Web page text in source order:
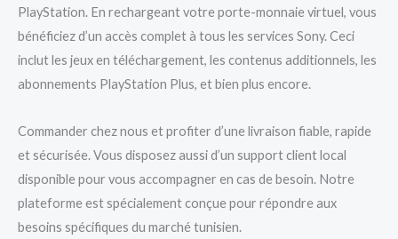
PlayStation. En rechargeant votre porte-monnaie virtuel, vous
bénéficiez d’un accès complet à tous les services Sony. Ceci
inclut les jeux en téléchargement, les contenus additionnels, les
abonnements PlayStation Plus, et bien plus encore.
Commander chez nous et profiter d’une livraison fiable, rapide
et sécurisée. Vous disposez aussi d’un support client local
disponible pour vous accompagner en cas de besoin. Notre
plateforme est spécialement conçue pour répondre aux
besoins spécifiques du marché tunisien.